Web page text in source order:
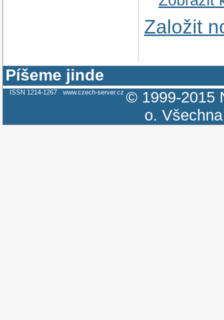
Založit
Píšeme jinde
ISSN 1214-1267 www.czech-server.cz © 1999-2015
o.